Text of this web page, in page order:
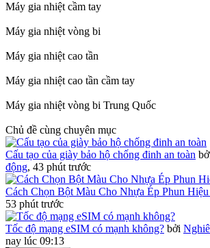
Máy gia nhiệt cầm tay
Máy gia nhiệt vòng bi
Máy gia nhiệt cao tần
Máy gia nhiệt cao tần cầm tay
Máy gia nhiệt vòng bi Trung Quốc
Chủ đề cùng chuyên mục
Cấu tạo của giày bảo hộ chống đinh an toàn
động, 43 phút trước
Cách Chọn Bột Màu Cho Nhựa Ép Phun Hiệu
53 phút trước
Tốc độ mạng eSIM có mạnh không? bởi
nay lúc 09:13